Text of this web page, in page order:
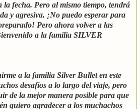
la fecha. Pero al mismo tiempo, tendrá
y agresiva. ¡No puedo esperar para
Pero ahora volver a las
a la familia SILVER
a la familia Silver Bullet en este
desafíos a lo largo del viaje, pero
de la mejor manera posible para que
quiero agradecer a los muchachos